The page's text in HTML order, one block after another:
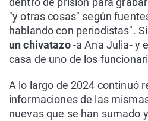
"y otras cosas" según
hablando con periodistas".
un chivatazo-a Ana Julia- y
casa de uno de los
A lo largo de 2024 continuó
informaciones de las
nuevas que se han sumado